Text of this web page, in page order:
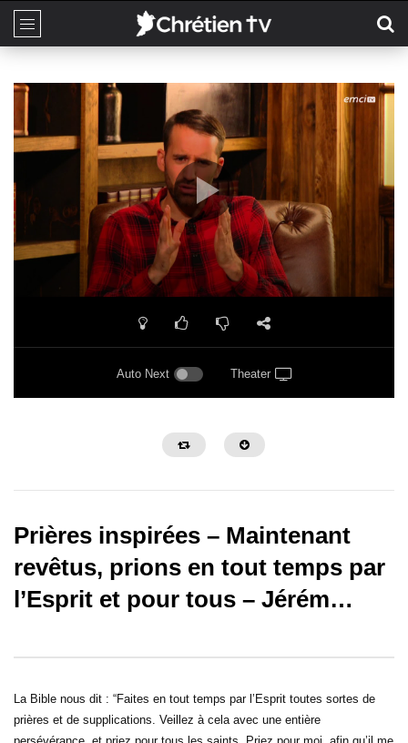
Auto Next Theater
30:32 31:08
Prières inspirées – Maintenant
revêtus, prions en tout temps par
l’Esprit et pour tous – Jérém…
La Bible nous dit : “Faites en tout temps par l’Esprit toutes sortes de
prières et de supplications. Veillez à cela avec une entière